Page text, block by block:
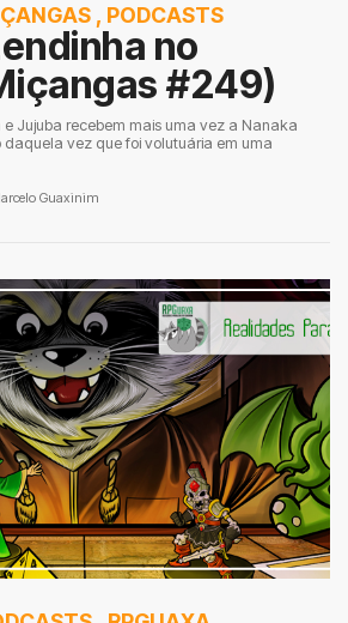
, PODCASTS
no
#249)
Jujuba recebem mais uma vez a Nanaka
daquela vez que foi volutuária em uma
Guaxinim